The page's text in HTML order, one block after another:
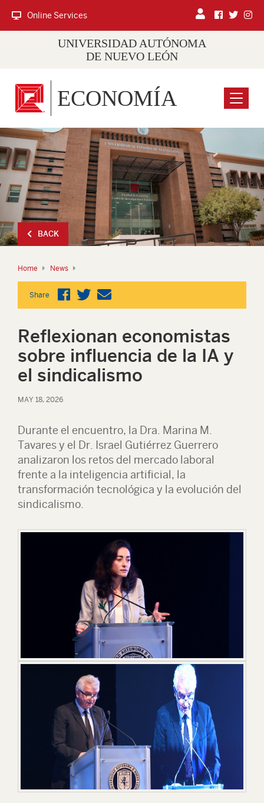
Online Services
UNIVERSIDAD AUTÓNOMA
DE NUEVO LEÓN
Menu
ECONOMÍA
BACK
Home News
Share
Reflexionan economistas
sobre influencia de la IA y
el sindicalismo
MAY 18, 2026
Durante el encuentro, la Dra. Marina M.
Tavares y el Dr. Israel Gutiérrez Guerrero
analizaron los retos del mercado laboral
frente a la inteligencia artificial, la
transformación tecnológica y la evolución del
sindicalismo.